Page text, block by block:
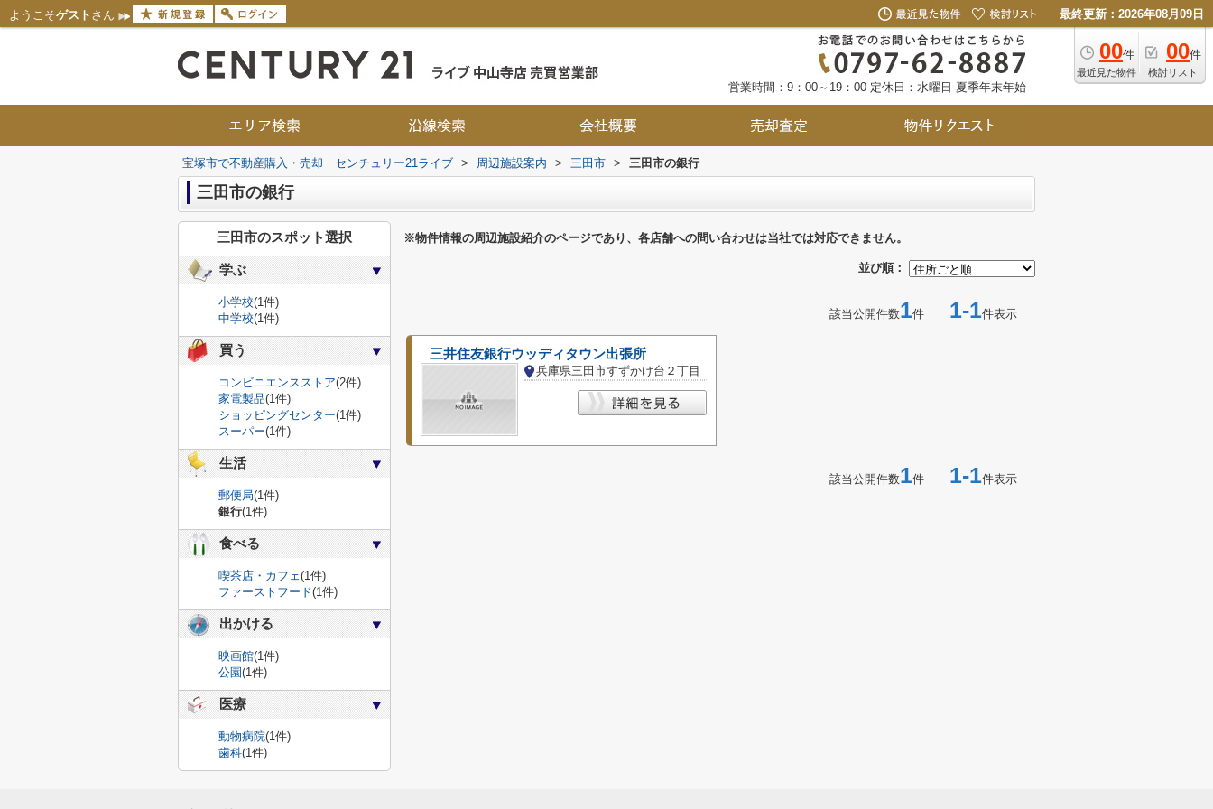
ようこそゲスト さん 最終更新：2026年08月09日
00件
最近見た物件
00件
検討リスト
営業時間：9：00～19：00 定休日：水曜日 夏季年末年始
宝塚市で不動産購入・売却｜センチュリー21ライブ > 周辺施設案内 > 三田市 > 三田市の銀行
三田市の銀行
※物件情報の周辺施設紹介のページであり、各店舗への問い合わせは当社では対応できません。
並び順：
該当公開件数1件 1-1件表示
三井住友銀行ウッディタウン出張所
兵庫県三田市すずかけ台２丁目
該当公開件数1件 1-1件表示
三田市のスポット選択
学ぶ
小学校(1件)
中学校(1件)
買う
コンビニエンスストア(2件)
家電製品(1件)
ショッピングセンター(1件)
スーパー(1件)
生活
郵便局(1件)
銀行(1件)
食べる
喫茶店・カフェ(1件)
ファーストフード(1件)
出かける
映画館(1件)
公園(1件)
医療
動物病院(1件)
歯科(1件)